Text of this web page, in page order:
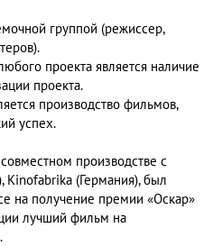
группой (режиссер,
проекта является наличие
проекта.
производство фильмов,
успех.
производстве с
Kinofabrika (Германия), был
на получение премии «Оскар»
лучший фильм на